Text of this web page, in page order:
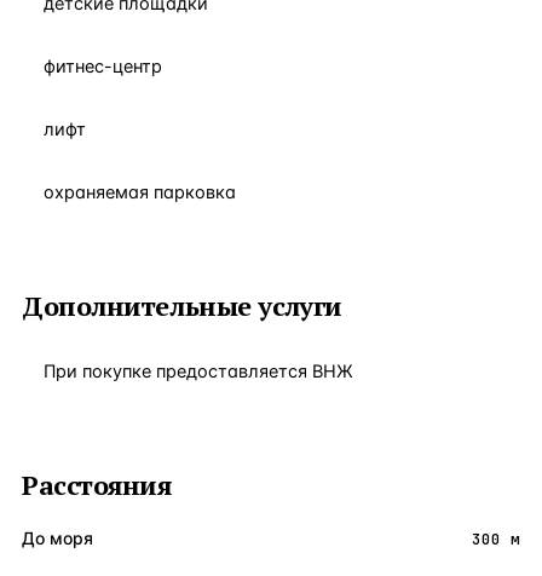
фитнес-центр
лифт
охраняемая парковка
Дополнительные услуги
При покупке предоставляется ВНЖ
Расстояния
До моря 300 м